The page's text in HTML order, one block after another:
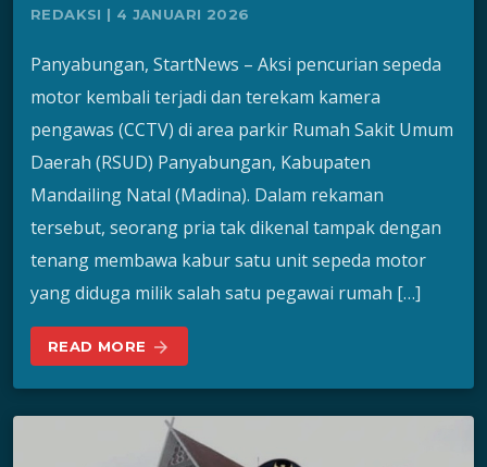
REDAKSI | 4 JANUARI 2026
Panyabungan, StartNews – Aksi pencurian sepeda
motor kembali terjadi dan terekam kamera
pengawas (CCTV) di area parkir Rumah Sakit Umum
Daerah (RSUD) Panyabungan, Kabupaten
Mandailing Natal (Madina). Dalam rekaman
tersebut, seorang pria tak dikenal tampak dengan
tenang membawa kabur satu unit sepeda motor
yang diduga milik salah satu pegawai rumah […]
READ MORE arrow_forward